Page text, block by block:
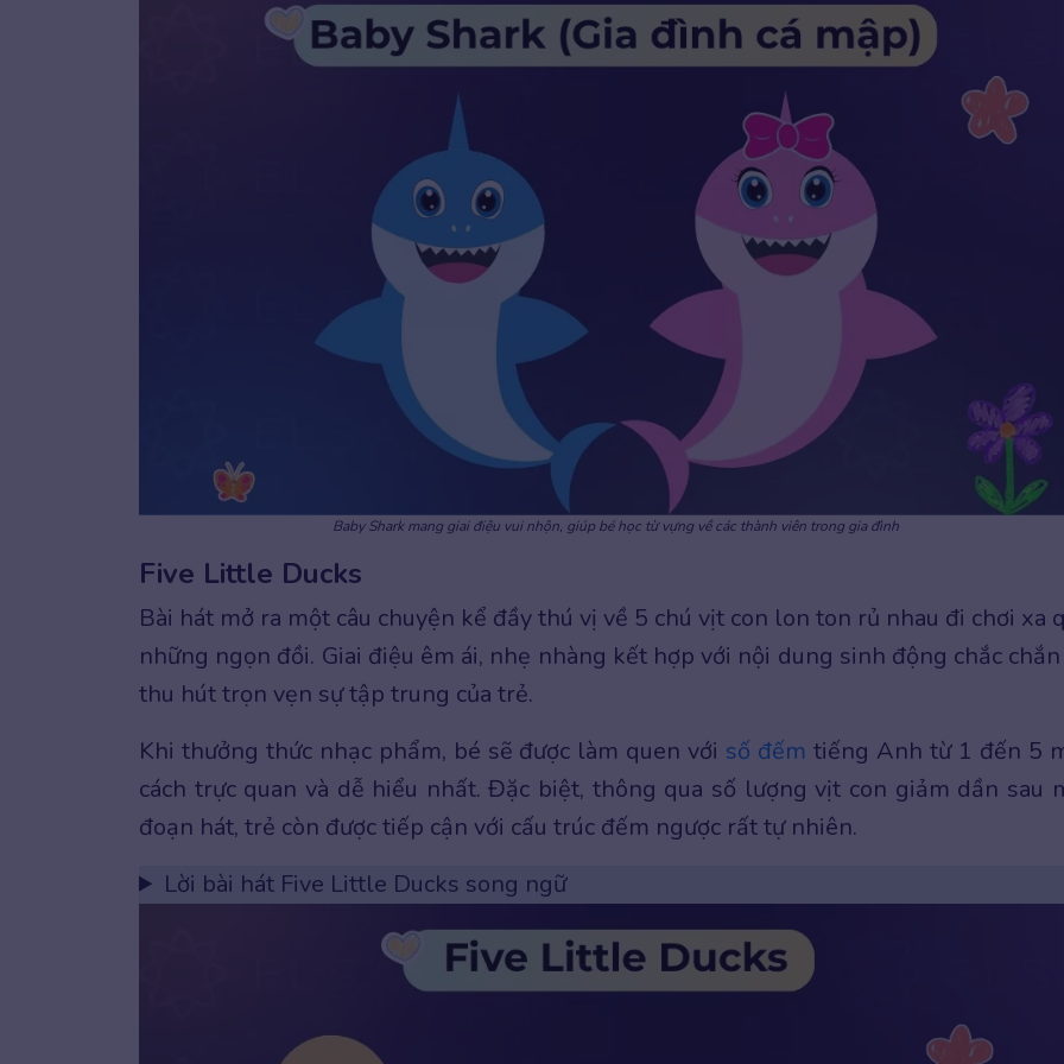
Baby Shark mang giai điệu vui nhộn, giúp bé học từ vựng về các thành viên trong gia đình
Five Little Ducks
Bài hát mở ra một câu chuyện kể đầy thú vị về 5 chú vịt con lon ton rủ nhau đi chơi xa
những ngọn đồi. Giai điệu êm ái, nhẹ nhàng kết hợp với nội dung sinh động chắc
thu hút trọn vẹn sự tập trung của trẻ.
Khi thưởng thức nhạc phẩm, bé sẽ được làm quen với số đếm tiếng Anh từ 1 đến 5
cách trực quan và dễ hiểu nhất. Đặc biệt, thông qua số lượng vịt con giảm dần sau
đoạn hát, trẻ còn được tiếp cận với cấu trúc đếm ngược rất tự nhiên.
Lời bài hát Five Little Ducks song ngữ